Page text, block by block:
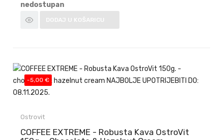
nedostupan
DODAJ U KOŠARICU
-5,00 €
Ostrovit
COFFEE EXTREME - Robusta Kava OstroVit